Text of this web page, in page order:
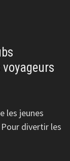
les jeunes
divertir les